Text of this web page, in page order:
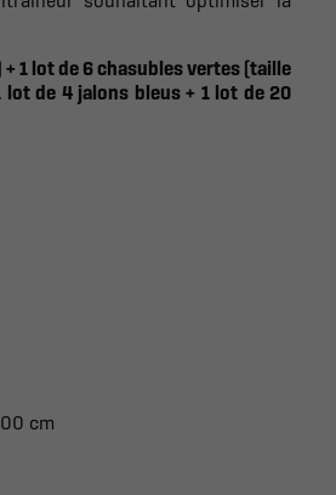
1 lot de 6 chasubles vertes (taille
lot de 4 jalons bleus + 1 lot de 20
cm